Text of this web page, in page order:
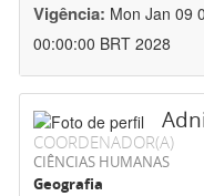
Vigência: Mon Jan 09
00:00:00 BRT 2028
COORDENADOR(A)
CIÊNCIAS HUMANAS
Geografia